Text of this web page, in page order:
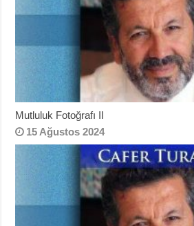
Mutluluk Fotoğrafı II
15 Ağustos 2024